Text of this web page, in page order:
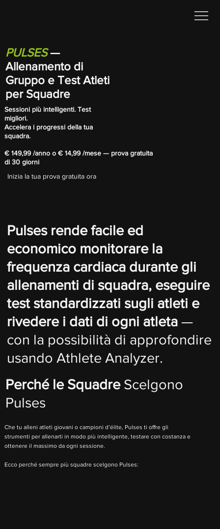
Perché le SquadreScelgono
Pulses
Che tu alleni atleti giovani o campioni d’élite, Pulses ti offre gli
strumenti per allenarti in modo più intelligente, testare con costanza e
ottenere il massimo da ogni sessione.
Ecco perché sempre più squadre scelgono Pulses:
Pulses rende facile ed
economico monitorare la
frequenza cardiaca durante gli
allenamenti di squadra, eseguire
test standardizzati sugli atleti e
rivedere i dati di ogni atleta —
con la possibilità di approfondire
usando Athlete Analyzer.
PULSES —
Allenamento di
Gruppo e Test Atleti
per Squadre
Sessioni più intelligenti. Test
migliori.
Accelera i progressi della tua
squadra.
€ 149,99 /anno o € 14,99 /mese — prova gratuita
di 30 giorni
Inizia la tua prova gratuita ora